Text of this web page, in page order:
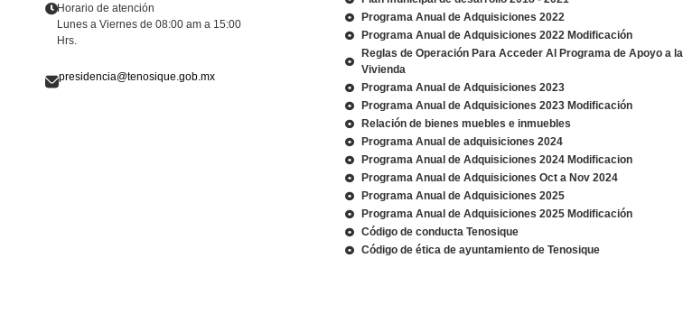
Horario de atención
Lunes a Viernes de 08:00 am a 15:00
Hrs.
presidencia@tenosique.gob.mx
Programa Anual de Adquisiciones 2022
Programa Anual de Adquisiciones 2022 Modificación
Reglas de Operación Para Acceder Al Programa de Apoyo a la
Vivienda
Programa Anual de Adquisiciones 2023
Programa Anual de Adquisiciones 2023 Modificación
Relación de bienes muebles e inmuebles
Programa Anual de adquisiciones 2024
Programa Anual de Adquisiciones 2024 Modificacion
Programa Anual de Adquisiciones Oct a Nov 2024
Programa Anual de Adquisiciones 2025
Programa Anual de Adquisiciones 2025 Modificación
Código de conducta Tenosique
Código de ética de ayuntamiento de Tenosique